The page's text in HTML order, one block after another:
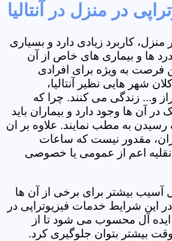
در منزل در آنتالیا
منزل، کاربرد زیادی دارد و بسیاری
درد ها و بیماری های خاص از آن
فرصت به ویژه برای افرادی
شهر هایی نظیر آنتالیا،
و... زندگی می کنند. چرا که
آن ها وجود دارد و بیماران باید
به مطب نمایند. علاوه بر ان
مقدور نیست که ساعات
نقلیه اعم از عمومی یا خصوصی
آسیب بیشتر برای برخی از آن ها
این شرایط خدمات فیزیوتراپی در
ایده آل محسوب می شود تا از
بیشتر بتوان جلوگیری کرد.